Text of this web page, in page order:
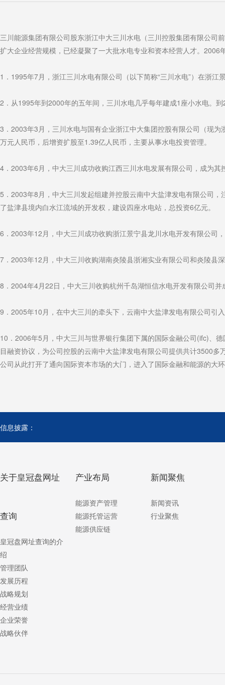
三川能源集团有限公司股东浙江中大三川水电（三川控股集团有限公
扩大企业经营规模，已经凝聚了一大批水电专业和资本经营人才。
1．1995年7月，浙江三川水电有限公司（以下简称“三川水电”）在浙江
2．从1995年到2000年的五年间，三川水电几乎每年建成1座小水电。
3．2003年3月，三川水电与国有企业浙江中大集团控股有限公司（现
万元人民币，后增资扩股至1.39亿人民币，主要从事水电投资管理。
4．2003年6月，中大三川成功收购江西三川水电发展有限公司，成为其
5．2003年8月，中大三川发起组建并控股云南中大盐津发电有限公司
了盐津县境内白水江流域的开发权，建设四座水电站，总投资6亿元。
6．2003年12月，中大三川成功收购浙江景宁县龙川水电开发有限公司
7．2003年12月，中大三川收购湖南炎陵县浙湘实业有限公司和炎陵县
8．2004年4月22日，中大三川收购杭州千岛湖恒信水电开发有限公司
9．2005年10月，在中大三川的牵头下，云南中大盐津发电有限公司引
10．2006年5月，中大三川与世界银行集团下属的国际金融公司(ifc)、
目融资协议，为公司控股的云南中大盐津发电有限公司提供共计3500
公司从此打开了通向国际资本市场的大门，进入了国际金融和能源的大
信息披露：
关于皇冠盘网址
查询
皇冠盘网址查询的介
绍
管理团队
发展历程
战略规划
经营业绩
企业荣誉
战略伙伴
产业布局
能源资产管理
能源托管运营
能源供应链
新闻聚焦
新闻资讯
行业聚焦